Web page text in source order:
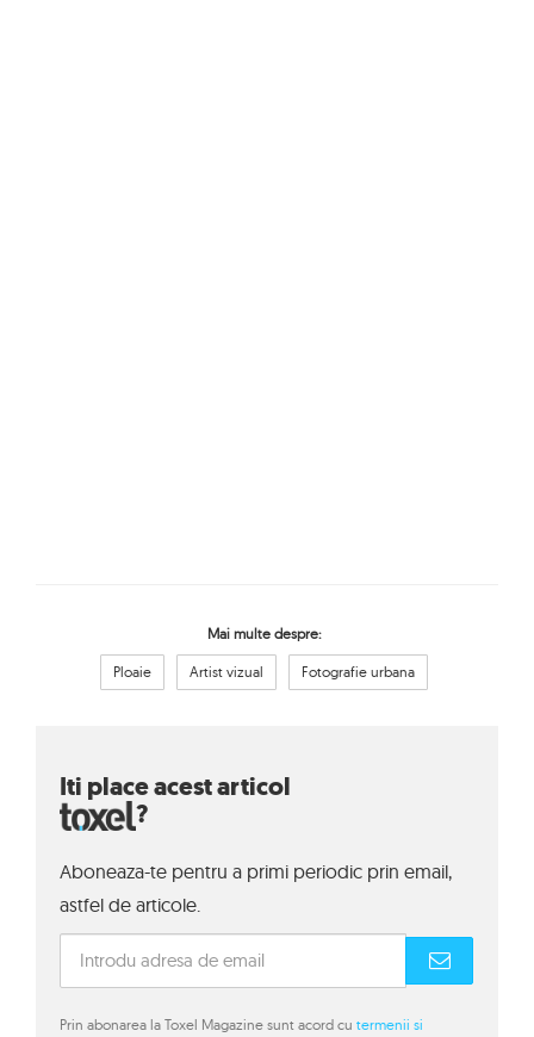
Mai multe despre:
Ploaie Artist vizual Fotografie urbana
Iti place acest articol
?
Aboneaza-te pentru a primi periodic prin email,
astfel de articole.
Prin abonarea la Toxel Magazine sunt acord cu termenii si